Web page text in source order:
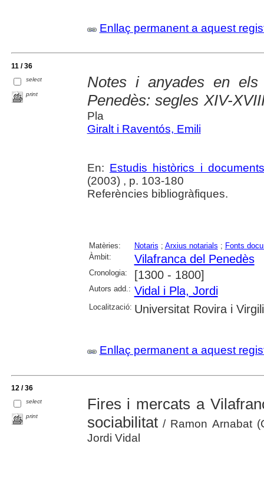
Enllaç permanent a aquest
11 / 36
select
print
Notes i anyades en els
Penedès: segles XIV-
Pla
Giralt i Raventós, Emili
En: Estudis històrics i
(2003) , p. 103-180
Referències bibliogràfiques.
Matèries: Notaris ; Arxius notarials ; Fonts
Àmbit:
Vilafranca del Penedès
Cronologia: [1300 - 1800]
Autors add.: Vidal i Pla, Jordi
Localització: Universitat Rovira i Virgili
Enllaç permanent a aquest
12 / 36
select
print
Fires i mercats a
sociabilitat/ Ramon Arnabat
Jordi Vidal